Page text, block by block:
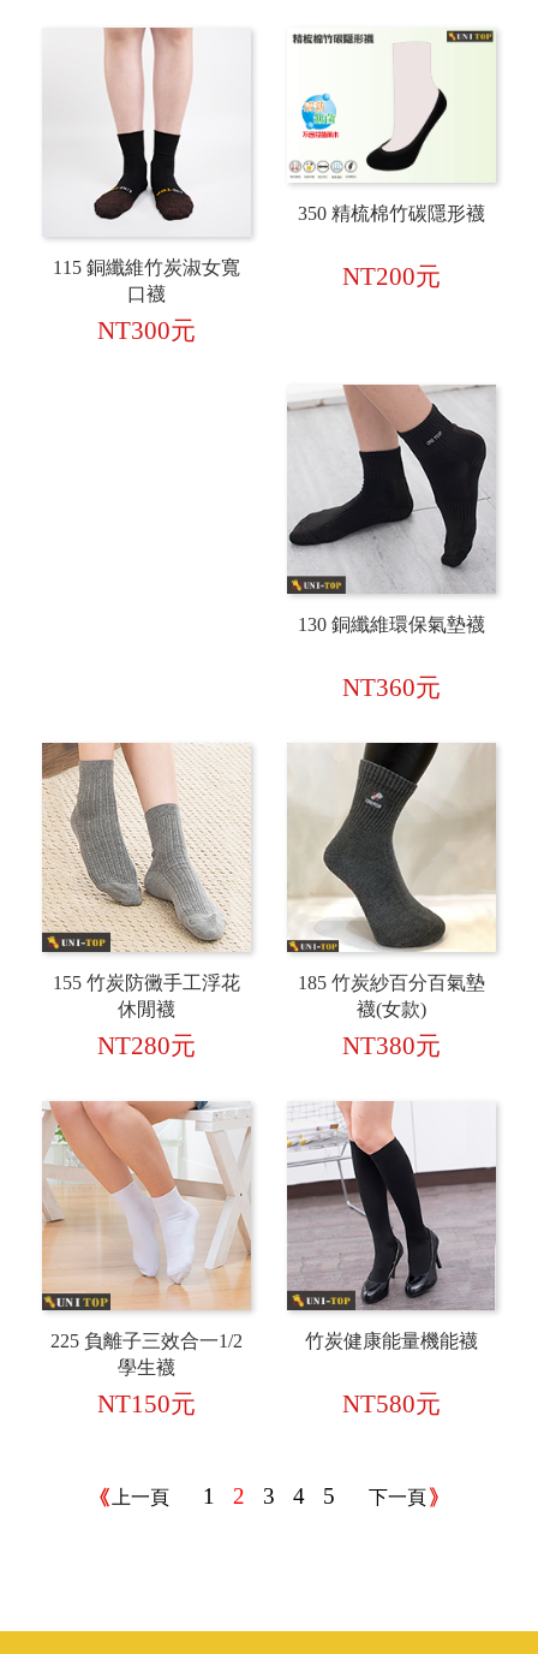
115 銅纖維竹炭淑女寬
口襪
NT300元
350 精梳棉竹碳隱形襪
NT200元
130 銅纖維環保氣墊襪
NT360元
155 竹炭防黴手工浮花
休閒襪
NT280元
185 竹炭紗百分百氣墊
襪(女款)
NT380元
225 負離子三效合一1/2
學生襪
NT150元
竹炭健康能量機能襪
NT580元
上一頁 1 2 3 4 5 下一頁